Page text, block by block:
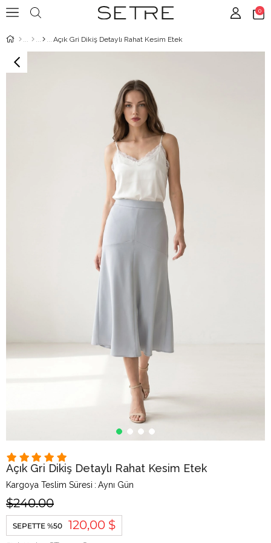
0
Açık Gri Dikiş Detaylı Rahat Kesim Etek
Açık Gri Dikiş Detaylı Rahat Kesim Etek
Kargoya Teslim Süresi : Aynı Gün
$240.00
SEPETTE %50 120,00 $